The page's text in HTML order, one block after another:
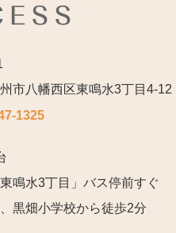
市八幡西区東鳴水3丁目4-12
1325
鳴水3丁目」バス停前すぐ
黒畑小学校から徒歩2分